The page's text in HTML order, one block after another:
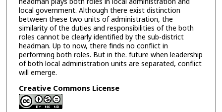
local government. Although there exist distinction
between these two units of administration, the
similarity of the duties and responsibilities of the both
roles cannot be clearly identified by the sub-district
headman. Up to now, there finds no conflict in
performing both roles. But in the. future when leadership
of both local administration units are separated, conflict
will emerge.
Creative Commons License